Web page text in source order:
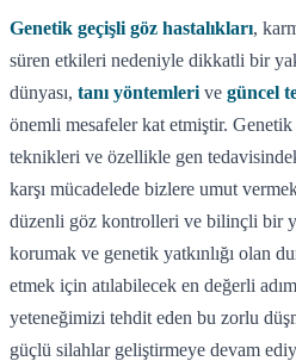
Genetik geçişli göz hastalıkları,
süren etkileri nedeniyle dikkatli bir
dünyası, tanı yöntemleri ve güncel
önemli mesafeler kat etmiştir.
teknikleri ve özellikle gen
karşı mücadelede bizlere umut
düzenli göz kontrolleri ve bilinçli bir
korumak ve genetik yatkınlığı olan
etmek için atılabilecek en değerli
yeteneğimizi tehdit eden bu zorlu
güçlü silahlar geliştirmeye devam